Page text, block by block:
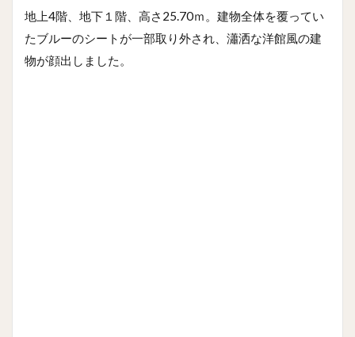
地上4階、地下１階、高さ25.70ｍ。建物全体を覆ってい
たブルーのシートが一部取り外され、瀟洒な洋館風の建
物が顔出しました。